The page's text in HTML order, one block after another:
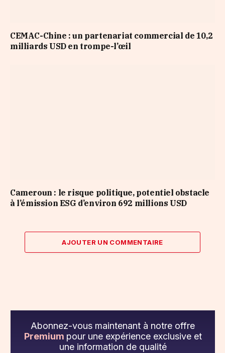
CEMAC-Chine : un partenariat commercial de 10,2
milliards USD en trompe-l’œil
Cameroun : le risque politique, potentiel obstacle
à l’émission ESG d’environ 692 millions USD
AJOUTER UN COMMENTAIRE
Abonnez-vous maintenant à notre offre
Premium pour une expérience exclusive et
une information de qualité